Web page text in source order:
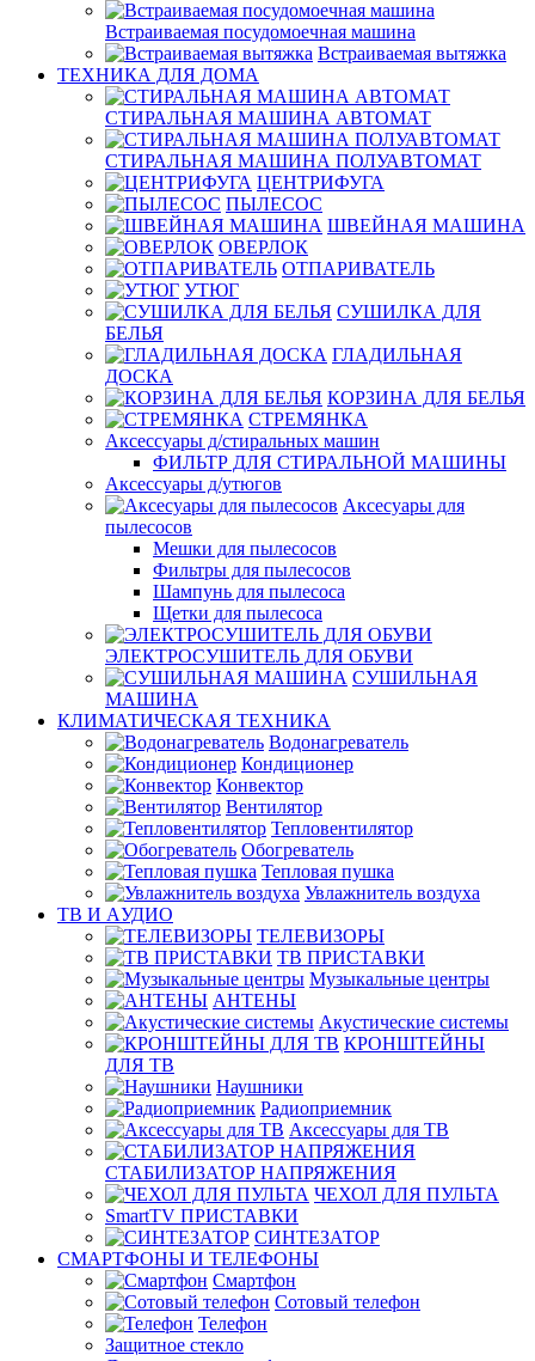
Встраиваемая посудомоечная машина
Встраиваемая вытяжка
ТЕХНИКА ДЛЯ ДОМА
СТИРАЛЬНАЯ МАШИНА АВТОМАТ
СТИРАЛЬНАЯ МАШИНА ПОЛУАВТОМАТ
ЦЕНТРИФУГА
ПЫЛЕСОС
ШВЕЙНАЯ МАШИНА
ОВЕРЛОК
ОТПАРИВАТЕЛЬ
УТЮГ
СУШИЛКА ДЛЯ
БЕЛЬЯ
ГЛАДИЛЬНАЯ
ДОСКА
КОРЗИНА ДЛЯ БЕЛЬЯ
СТРЕМЯНКА
Аксессуары д/стиральных машин
ФИЛЬТР ДЛЯ СТИРАЛЬНОЙ МАШИНЫ
Аксессуары д/утюгов
Аксесуары для
пылесосов
Мешки для пылесосов
Фильтры для пылесосов
Шампунь для пылесоса
Щетки для пылесоса
ЭЛЕКТРОСУШИТЕЛЬ ДЛЯ ОБУВИ
СУШИЛЬНАЯ
МАШИНА
КЛИМАТИЧЕСКАЯ ТЕХНИКА
Водонагреватель
Кондиционер
Конвектор
Вентилятор
Тепловентилятор
Обогреватель
Тепловая пушка
Увлажнитель воздуха
ТВ И AУДИО
ТЕЛЕВИЗОРЫ
ТВ ПРИСТАВКИ
Музыкальные центры
АНТЕНЫ
Акустические системы
КРОНШТЕЙНЫ
ДЛЯ ТВ
Наушники
Радиоприемник
Аксессуары для ТВ
СТАБИЛИЗАТОР НАПРЯЖЕНИЯ
ЧЕХОЛ ДЛЯ ПУЛЬТА
SmartTV ПРИСТАВКИ
СИНТЕЗАТОР
СМАРТФОНЫ И ТЕЛЕФОНЫ
Смартфон
Сотовый телефон
Телефон
Защитное стекло